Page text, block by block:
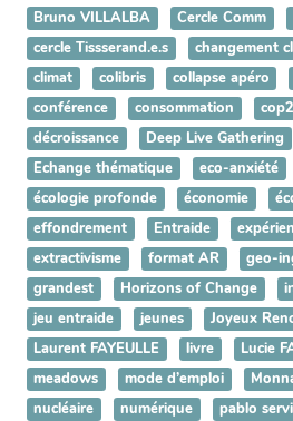
Bruno VILLALBA
Cercle Comm
cercle Tissserand.e.s
changement
climat
colibris collapse apéro
conférence
consommation
décroissance
Deep Live Gathering
Echange thématique
eco-anxiété
écologie profonde
économie
effondrement
Entraide
extractivisme
format AR geo-
grandest
Horizons of Change
jeu entraide
jeunes
Joyeux
Laurent FAYEULLE
livre Lucie
meadows
mode d’emploi
nucléaire
numérique pablo